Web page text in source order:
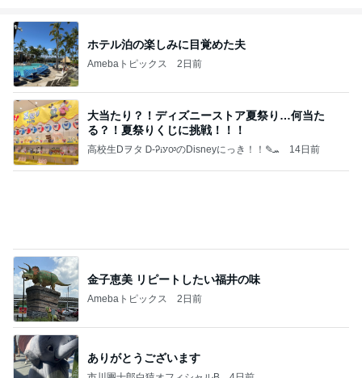
ホテル泊の楽しみに目覚めた夫
Amebaトピックス 2日前
大当たり？！ディズニーストア夏祭り…何当た
る？！夏祭りくじに挑戦！！！
高校生Dヲタ Ꭰ-ᎮꭵꭹꭴのDisneyにっき！！✎ܚ 14日前
ありがとうございます
市川團十郎白猿オフィシャルB
嬉しい戦力になってきた2人の手伝い